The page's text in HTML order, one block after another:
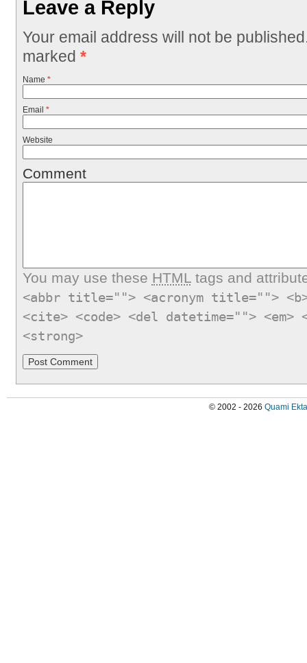
Leave a Reply
Your email address will not be
marked *
Name *
Email *
Website
Comment
You may use these HTMLtags and
<abbr title=""> <acronym title="">
<cite> <code> <del datetime="">
<strong>
© 2002 - 2026 Quami